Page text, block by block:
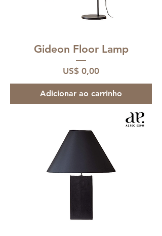
Gideon Floor Lamp
Preço
US$ 0,00
Adicionar ao carrinho